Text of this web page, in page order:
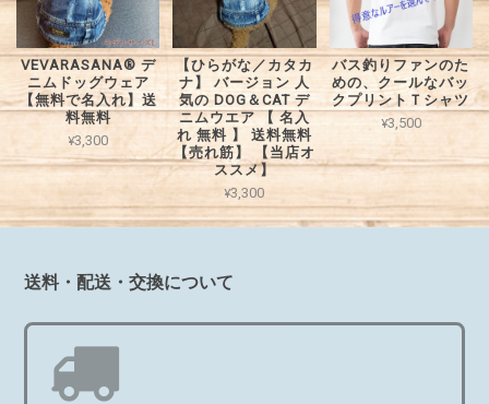
VEVARASANA®︎ デ
ニムドッグウェア
【無料で名入れ】送
料無料
¥3,300
【ひらがな／カタカ
ナ】 バージョン 人
気の DOG＆CAT デ
ニムウエア 【 名入
れ 無料 】 送料無料
【売れ筋】 【当店オ
ススメ】
¥3,300
バス釣りファンのた
めの、クールなバッ
クプリントＴシャツ
¥3,500
送料・配送・交換について